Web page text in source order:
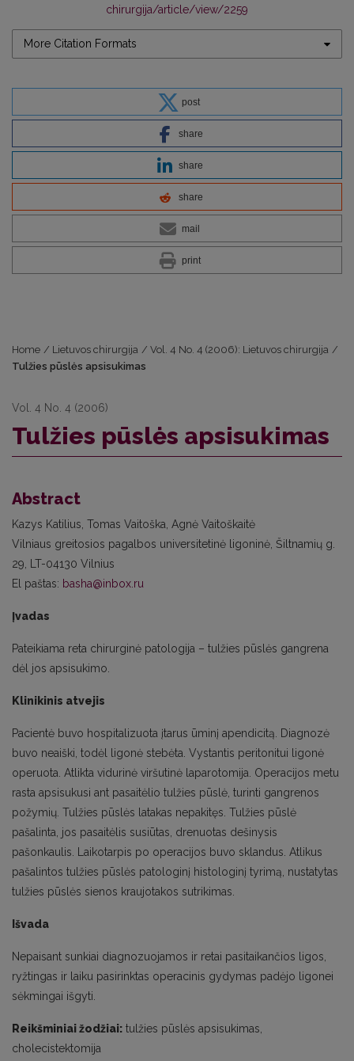
chirurgija/article/view/2259
More Citation Formats
post
share
share
share
mail
print
Home / Lietuvos chirurgija / Vol. 4 No. 4 (2006): Lietuvos chirurgija /
Tulžies pūslės apsisukimas
Vol. 4 No. 4 (2006)
Tulžies pūslės apsisukimas
Abstract
Kazys Katilius, Tomas Vaitoška, Agnė Vaitoškaitė
Vilniaus greitosios pagalbos universitetinė ligoninė, Šiltnamių g.
29, LT-04130 Vilnius
El paštas: basha@inbox.ru
Įvadas
Pateikiama reta chirurginė patologija – tulžies pūslės gangrena
dėl jos apsisukimo.
Klinikinis atvejis
Pacientė buvo hospitalizuota įtarus ūminį apendicitą. Diagnozė
buvo neaiški, todėl ligonė stebėta. Vystantis peritonitui ligonė
operuota. Atlikta vidurinė viršutinė laparotomija. Operacijos metu
rasta apsisukusi ant pasaitėlio tulžies pūslė, turinti gangrenos
požymių. Tulžies pūslės latakas nepakitęs. Tulžies pūslė
pašalinta, jos pasaitėlis susiūtas, drenuotas dešinysis
pašonkaulis. Laikotarpis po operacijos buvo sklandus. Atlikus
pašalintos tulžies pūslės patologinį histologinį tyrimą, nustatytas
tulžies pūslės sienos kraujotakos sutrikimas.
Išvada
Nepaisant sunkiai diagnozuojamos ir retai pasitaikančios ligos,
ryžtingas ir laiku pasirinktas operacinis gydymas padėjo ligonei
sėkmingai išgyti.
Reikšminiai žodžiai: tulžies pūslės apsisukimas,
cholecistektomija